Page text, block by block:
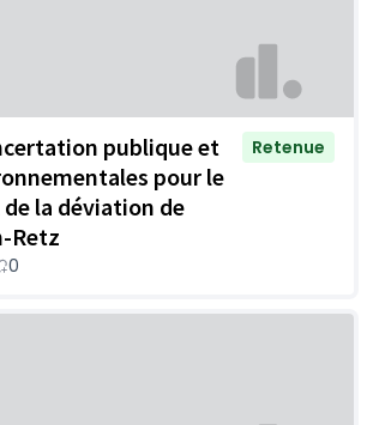
publique et
pour le
la déviation de
Retz
Retenue
0